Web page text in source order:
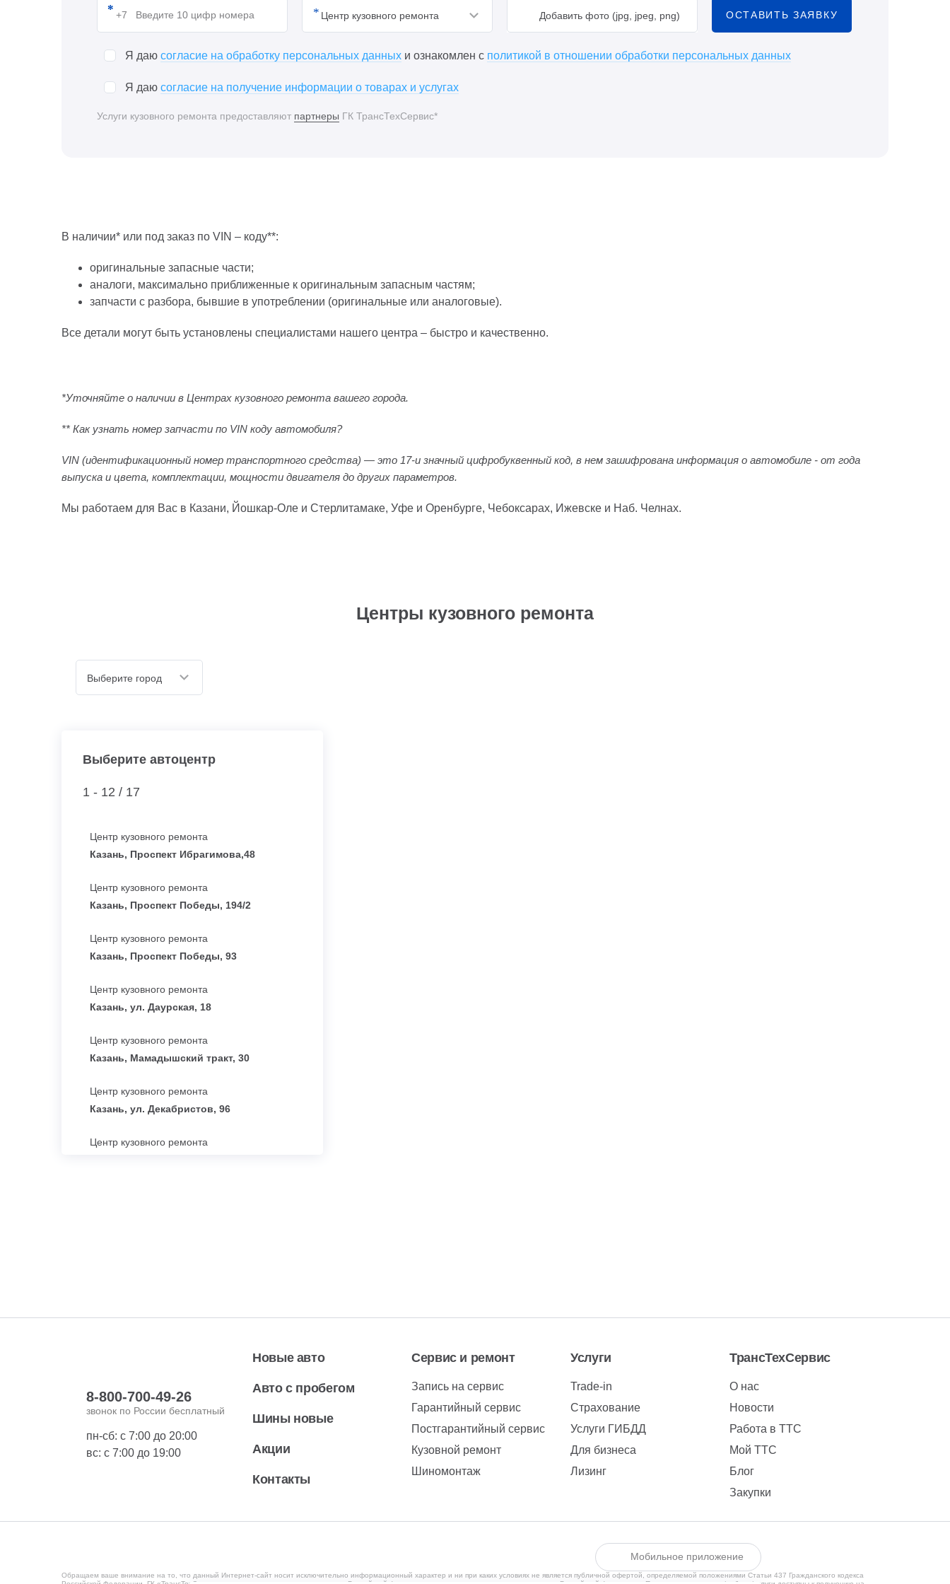
Центр кузовного ремонта Добавить фото (jpg, jpeg, png) ОСТАВИТЬ ЗАЯВКУ
Я даю согласие на обработку персональных данных и ознакомлен с политикой в отношении обработки персональных данных
Я даю согласие на получение информации о товарах и услугах
Услуги кузовного ремонта предоставляют партнеры ГК ТрансТехСервис*
В наличии* или под заказ по VIN – коду**:
оригинальные запасные части;
аналоги, максимально приближенные к оригинальным запасным частям;
запчасти с разбора, бывшие в употреблении (оригинальные или аналоговые).
Все детали могут быть установлены специалистами нашего центра – быстро и качественно.
*Уточняйте о наличии в Центрах кузовного ремонта вашего города.
** Как узнать номер запчасти по VIN коду автомобиля?
VIN (идентификационный номер транспортного средства) — это 17-и значный цифробуквенный код, в нем зашифрована информация о автомобиле - от года
выпуска и цвета, комплектации, мощности двигателя до других параметров.
Мы работаем для Вас в Казани, Йошкар-Оле и Стерлитамаке, Уфе и Оренбурге, Чебоксарах, Ижевске и Наб. Челнах.
Центры кузовного ремонта
Выберите город
Выберите автоцентр
1 - 12 / 17
Центр кузовного ремонта
Казань, Проспект Ибрагимова,48
Центр кузовного ремонта
Казань, Проспект Победы, 194/2
Центр кузовного ремонта
Казань, Проспект Победы, 93
Центр кузовного ремонта
Казань, ул. Даурская, 18
Центр кузовного ремонта
Казань, Мамадышский тракт, 30
Центр кузовного ремонта
Казань, ул. Декабристов, 96
Центр кузовного ремонта
Центр кузовного ремонта
8-800-700-49-26
звонок по России бесплатный
пн-сб: с 7:00 до 20:00
вс: с 7:00 до 19:00
Новые авто
Авто с пробегом
Шины новые
Акции
Контакты
Сервис и ремонт
Запись на сервис
Гарантийный сервис
Постгарантийный сервис
Кузовной ремонт
Шиномонтаж
Услуги
Trade-in
Страхование
Услуги ГИБДД
Для бизнеса
Лизинг
ТрансТехСервис
О нас
Новости
Работа в ТТС
Мой ТТС
Блог
Закупки
Мобильное приложение
Обращаем ваше внимание на то, что данный Интернет-сайт носит исключительно информационный характер и ни при каких условиях не является публичной офертой, определяемой положениями Статьи 437 Гражданского кодекса